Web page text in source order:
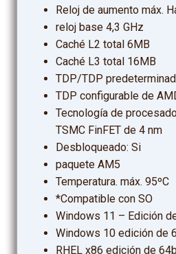
Reloj de aumento máx.
reloj base 4,3 GHz
Caché L2 total 6MB
Caché L3 total 16MB
TDP/TDP
TDP configurable de
Tecnología de
TSMC FinFET de 4 nm
Desbloqueado: Si
paquete AM5
Temperatura. máx. 95ºC
*Compatible con SO
Windows 11 – Edición
Windows 10 edición de
RHEL x86 edición de